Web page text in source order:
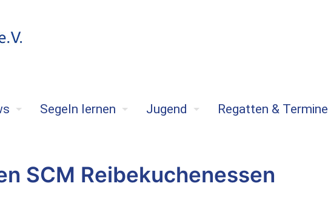
Segeln lernen Jugend Regatten & Termine
SCM Reibekuchenessen